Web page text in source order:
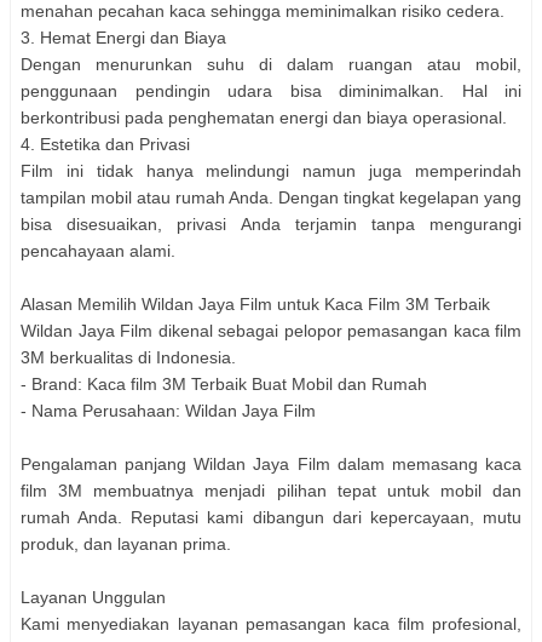
menahan pecahan kaca sehingga meminimalkan risiko cedera.
3. Hemat Energi dan Biaya
Dengan menurunkan suhu di dalam ruangan atau mobil,
penggunaan pendingin udara bisa diminimalkan. Hal ini
berkontribusi pada penghematan energi dan biaya operasional.
4. Estetika dan Privasi
Film ini tidak hanya melindungi namun juga memperindah
tampilan mobil atau rumah Anda. Dengan tingkat kegelapan yang
bisa disesuaikan, privasi Anda terjamin tanpa mengurangi
pencahayaan alami.
Alasan Memilih Wildan Jaya Film untuk Kaca Film 3M Terbaik
Wildan Jaya Film dikenal sebagai pelopor pemasangan kaca film
3M berkualitas di Indonesia.
- Brand: Kaca film 3M Terbaik Buat Mobil dan Rumah
- Nama Perusahaan: Wildan Jaya Film
Pengalaman panjang Wildan Jaya Film dalam memasang kaca
film 3M membuatnya menjadi pilihan tepat untuk mobil dan
rumah Anda. Reputasi kami dibangun dari kepercayaan, mutu
produk, dan layanan prima.
Layanan Unggulan
Kami menyediakan layanan pemasangan kaca film profesional,